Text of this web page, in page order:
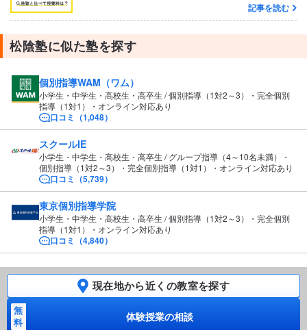
記事を読む
松陰塾に似た塾を探す
個別指導WAM（ワム）
小学生・中学生・高校生・高卒生 / 個別指導（1対2～3）・完全個別
指導（1対1）・オンライン対応あり
口コミ（1,048）
スクールIE
小学生・中学生・高校生・高卒生 / グループ指導（4～10名未満）・
個別指導（1対2～3）・完全個別指導（1対1）・オンライン対応あり
口コミ（5,739）
東京個別指導学院
小学生・中学生・高校生・高卒生 / 個別指導（1対2～3）・完全個別
指導（1対1）・オンライン対応あり
口コミ（4,840）
現在地から近くの教室を探す
無
料
体験授業の相談